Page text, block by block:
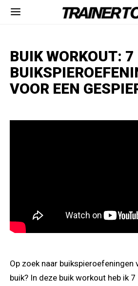
BUIK WORKOUT: 7
VOOR EEN
Op zoek naar buikspieroefeningen
buik? In deze buik workout heb ik 7